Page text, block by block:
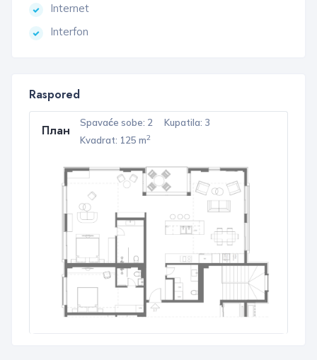
Internet
Interfon
Raspored
План Spavaće sobe: 2
Kupatila: 3
Kvadrat: 125 m2